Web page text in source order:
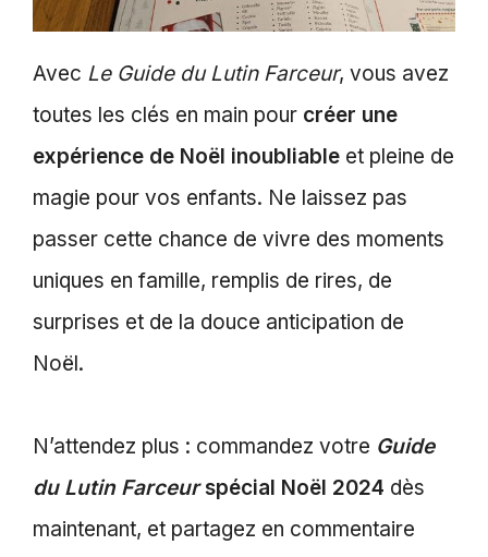
Avec Le Guide du Lutin Farceur, vous avez
toutes les clés en main pour créer une
expérience de Noël inoubliable et pleine de
magie pour vos enfants. Ne laissez pas
passer cette chance de vivre des moments
uniques en famille, remplis de rires, de
surprises et de la douce anticipation de
Noël.
N’attendez plus : commandez votre Guide
du Lutin Farceurspécial Noël 2024 dès
maintenant, et partagez en commentaire